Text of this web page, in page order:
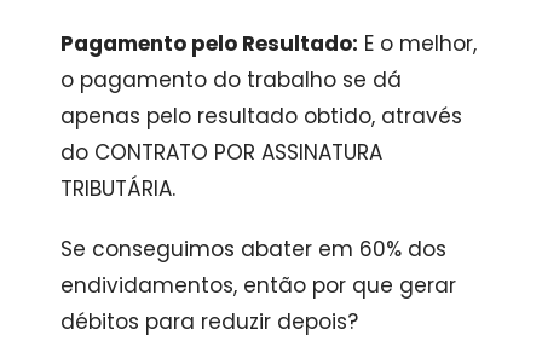
Pagamento pelo Resultado: E o melhor,
o pagamento do trabalho se dá
apenas pelo resultado obtido, através
do CONTRATO POR ASSINATURA
TRIBUTÁRIA.
Se conseguimos abater em 60% dos
endividamentos, então por que gerar
débitos para reduzir depois?